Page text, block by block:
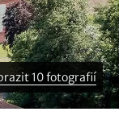
10 fotografií